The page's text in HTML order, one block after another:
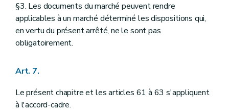
§3. Les documents du marché peuvent rendre
applicables à un marché déterminé les dispositions qui,
en vertu du présent arrêté, ne le sont pas
obligatoirement.
Art. 7.
Le présent chapitre et les articles 61 à 63 s'appliquent
à l'accord-cadre.